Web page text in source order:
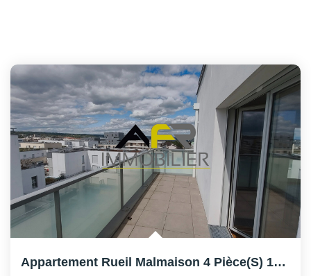
Appartement Rueil Malmaison 4 Pièce(s) 105 M2